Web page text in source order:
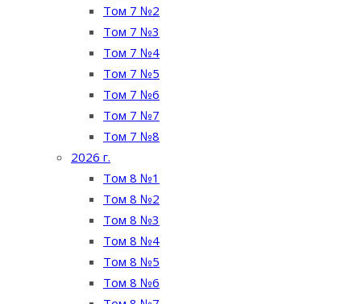
Том 7 №2
Том 7 №3
Том 7 №4
Том 7 №5
Том 7 №6
Том 7 №7
Том 7 №8
2026 г.
Том 8 №1
Том 8 №2
Том 8 №3
Том 8 №4
Том 8 №5
Том 8 №6